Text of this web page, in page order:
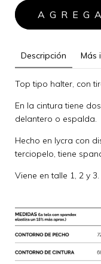
Descripción Más
Top tipo halter, con
En la cintura tiene
delantero o espalda.
Hecho en lycra con
terciopelo, tiene
Viene en talle 1, 2 y 3.